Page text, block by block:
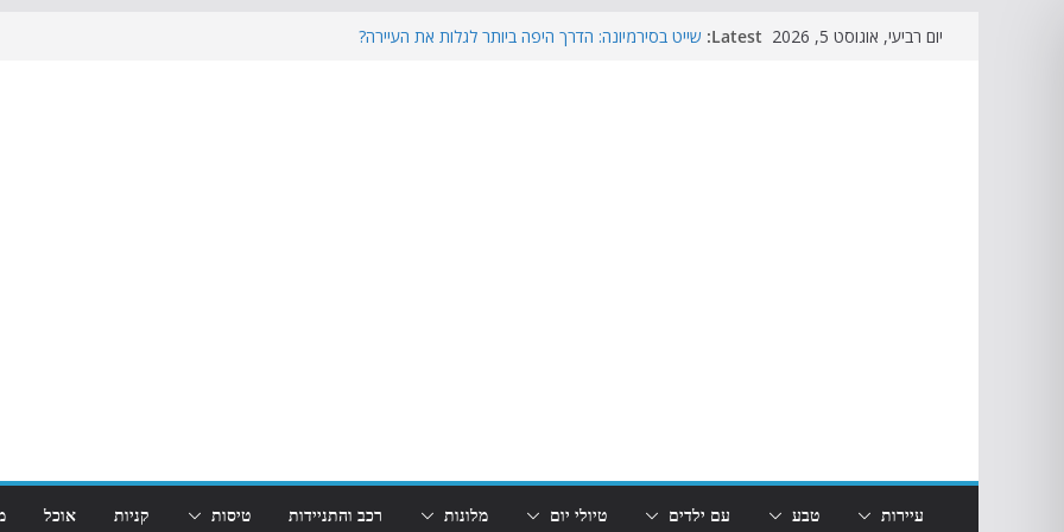
יום רביעי, אוגוסט 5, 2026 Latest: שייט בסירמיונה: הדרך היפה ביותר לגלות את העיירה?
עיירות טבע עם ילדים טיולי יום מלונות רכב והתניידות טיסות קניות אוכל